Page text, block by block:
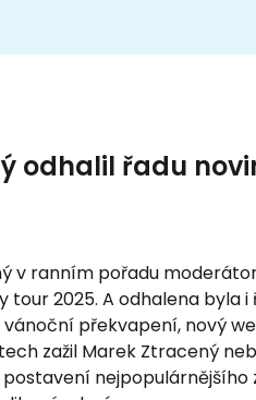
odhalil řadu
v ranním pořadu
2025. A odhalena byla
překvapení, nový
zažil Marek Ztracený
nejpopulárnějšího